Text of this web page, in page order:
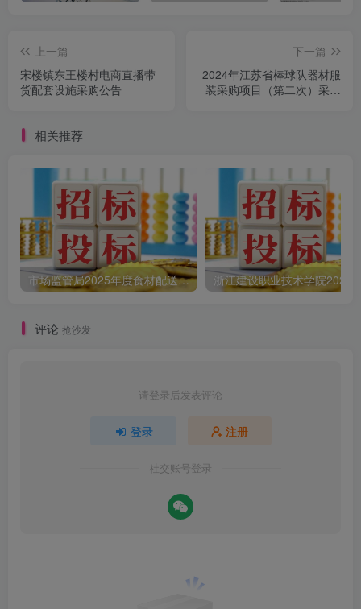
上一篇
宋楼镇东王楼村电商直播带
货配套设施采购公告
下一篇
2024年江苏省棒球队器材服
装采购项目（第二次）采购
相关推荐
市场监管局2025年度食材配送采购公告
评论 抢沙发
请登录后发表评论
登录 注册
社交账号登录